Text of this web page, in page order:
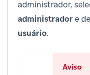
administrador,
administradore
usuário.
Aviso